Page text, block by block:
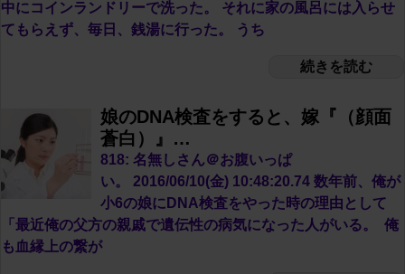
中にコインランドリーで洗った。 それに家の風呂には入らせ
てもらえず、毎日、銭湯に行った。 うち
続きを読む
娘のDNA検査をすると、嫁『（顔面
蒼白）』…
818: 名無しさん＠お腹いっぱ
い。 2016/06/10(金) 10:48:20.74 数年前、俺が
小6の娘にDNA検査をやった時の理由として
「最近俺の父方の親戚で遺伝性の病気になった人がいる。 俺
も血縁上の繋が